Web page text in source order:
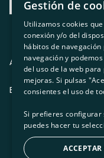
Contacto
Actualidad
O recuncho da socia
Prensa
Trabaja con nosotros
Aviso legalPolítica de
ES CAGLEU
Gestión de
Utilizamos cookies
conexión y/o del
hábitos de
navegación y
del uso de la web
mejoras. Si pulsas
consientes el uso de
Si prefieres configurar
puedes hacer tu